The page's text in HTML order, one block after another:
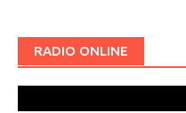
RADIO ONLINE